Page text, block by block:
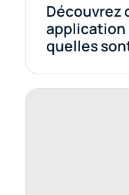
Découvrez
application
quelles